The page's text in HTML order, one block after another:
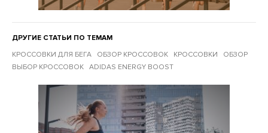
ДРУГИЕ СТАТЬИ ПО ТЕМАМ
КРОССОВКИ ДЛЯ БЕГА
ОБЗОР КРОССОВОК КРОССОВКИ
ОБЗОР
ВЫБОР КРОССОВОК ADIDAS ENERGY BOOST
Другие статьи по темам